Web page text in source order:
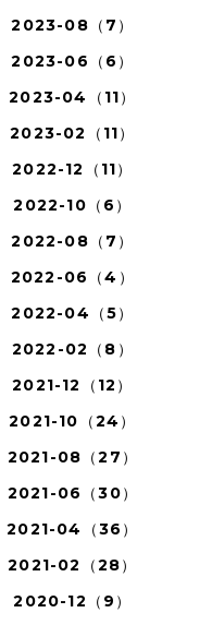
2023-08（7）
2023-06（6）
2023-04（11）
2023-02（11）
2022-12（11）
2022-10（6）
2022-08（7）
2022-06（4）
2022-04（5）
2022-02（8）
2021-12（12）
2021-10（24）
2021-08（27）
2021-06（30）
2021-04（36）
2021-02（28）
2020-12（9）